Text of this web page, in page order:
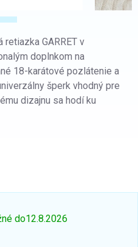
GARRET v
doplnkom na
18-karátové pozlátenie a
šperk vhodný pre
dizajnu sa hodí ku
do12.8.2026